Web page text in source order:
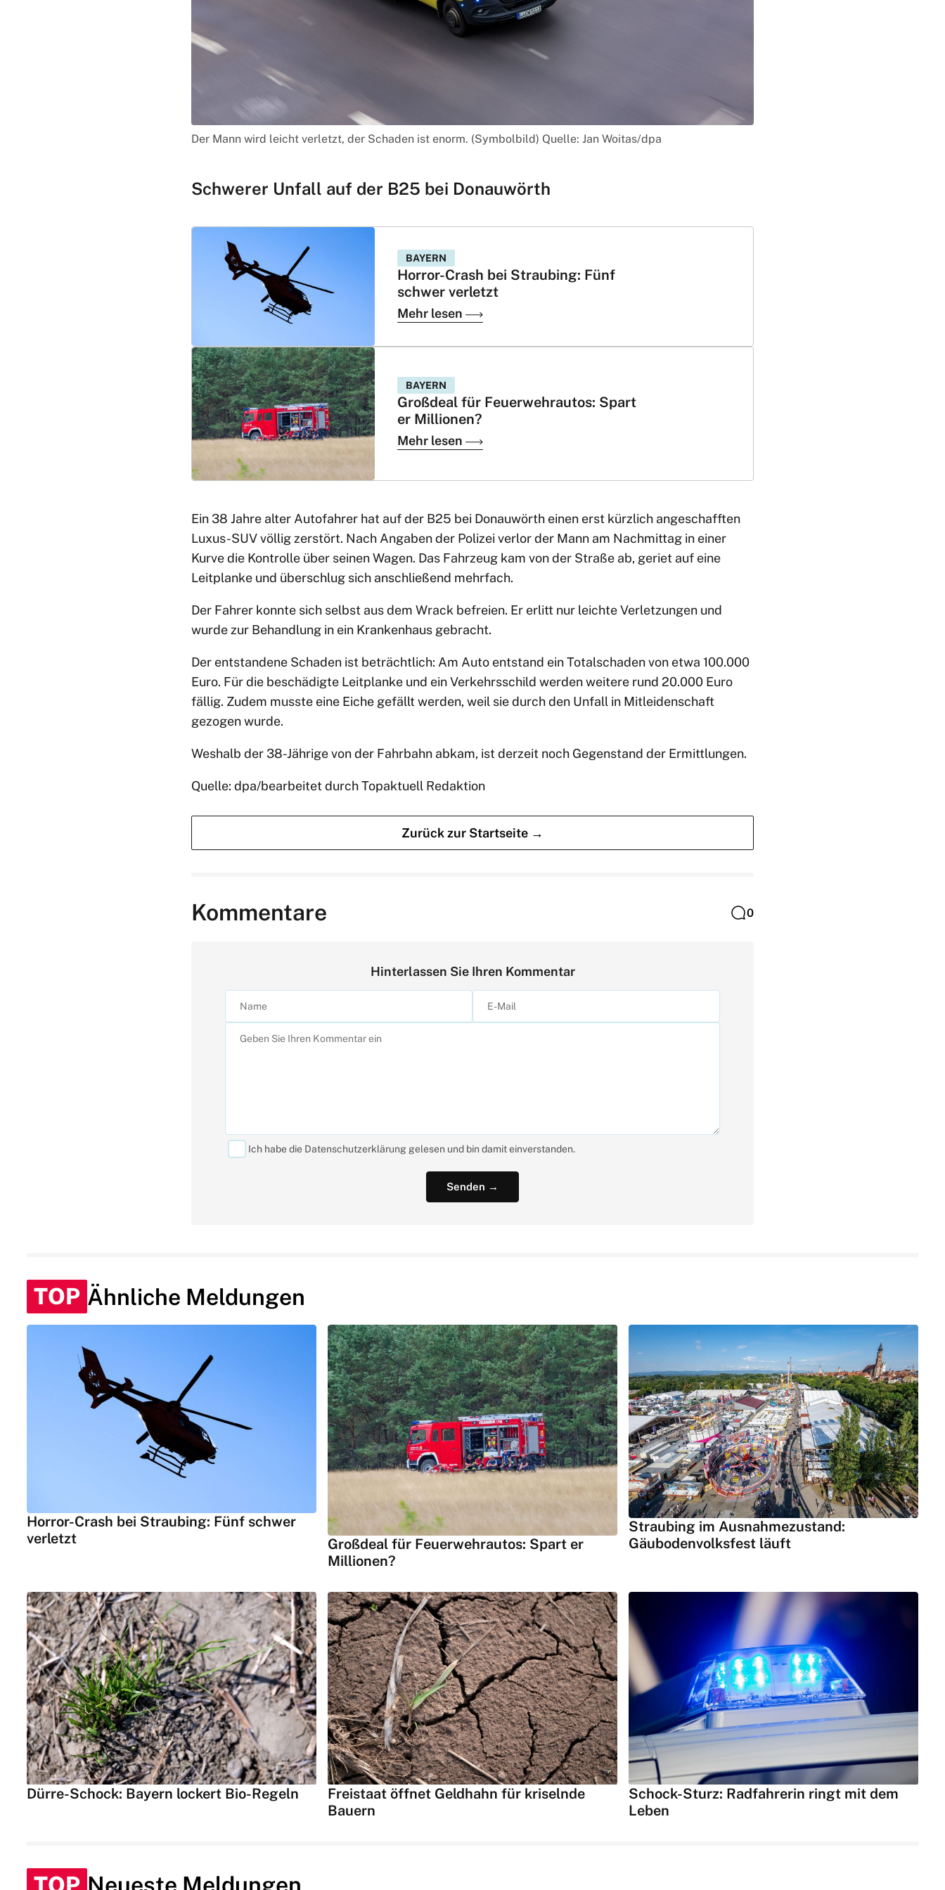
Der Mann wird leicht verletzt, der Schaden ist enorm. (Symbolbild) Quelle: Jan Woitas/dpa
Schwerer Unfall auf der B25 bei Donauwörth
BAYERN
Horror-Crash bei Straubing: Fünf
schwer verletzt
Mehr lesen
BAYERN
Großdeal für Feuerwehrautos: Spart
er Millionen?
Mehr lesen
Ein 38 Jahre alter Autofahrer hat auf der B25 bei Donauwörth einen erst kürzlich angeschafften
Luxus-SUV völlig zerstört. Nach Angaben der Polizei verlor der Mann am Nachmittag in einer
Kurve die Kontrolle über seinen Wagen. Das Fahrzeug kam von der Straße ab, geriet auf eine
Leitplanke und überschlug sich anschließend mehrfach.
Der Fahrer konnte sich selbst aus dem Wrack befreien. Er erlitt nur leichte Verletzungen und
wurde zur Behandlung in ein Krankenhaus gebracht.
Der entstandene Schaden ist beträchtlich: Am Auto entstand ein Totalschaden von etwa 100.000
Euro. Für die beschädigte Leitplanke und ein Verkehrsschild werden weitere rund 20.000 Euro
fällig. Zudem musste eine Eiche gefällt werden, weil sie durch den Unfall in Mitleidenschaft
gezogen wurde.
Weshalb der 38-Jährige von der Fahrbahn abkam, ist derzeit noch Gegenstand der Ermittlungen.
Quelle: dpa/bearbeitet durch Topaktuell Redaktion
Zurück zur Startseite →
Kommentare 0
Hinterlassen Sie Ihren Kommentar
Ich habe die Datenschutzerklärung gelesen und bin damit einverstanden.
TOP Ähnliche Meldungen
Horror-Crash bei Straubing: Fünf schwer
verletzt
Großdeal für Feuerwehrautos: Spart er
Millionen?
Straubing im Ausnahmezustand:
Gäubodenvolksfest läuft
Dürre-Schock: Bayern lockert Bio-Regeln
Freistaat öffnet Geldhahn für kriselnde
Bauern
Schock-Sturz: Radfahrerin ringt mit dem
Leben
TOP Neueste Meldungen